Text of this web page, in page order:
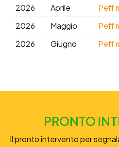
2026
Aprile
Peff
2026
Maggio
Peff
2026
Giugno Peff
PRONTO
Il pronto intervento per